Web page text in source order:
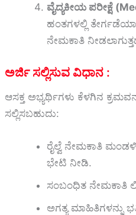
ವೈದ್ಯಕೀಯ ಪರೀಕ್ಷೆ
ಹಂತಗಳಲ್ಲಿ
ನೇಮಕಾತಿ
ಅರ್ಜಿ ಸಲ್ಲಿಸುವ ವಿಧಾನ :
ಆಸಕ್ತ ಅಭ್ಯರ್ಥಿಗಳು ಕೆಳಗಿನ
ಸಲ್ಲಿಸಬಹುದು:
ರೈಲ್ವೆ ನೇಮಕಾತಿ ಮಂಡಳಿ
ಭೇಟಿ ನೀಡಿ.
ಸಂಬಂಧಿತ ನೇಮಕಾತಿ
ಅಗತ್ಯ ಮಾಹಿತಿಗಳನ್ನು